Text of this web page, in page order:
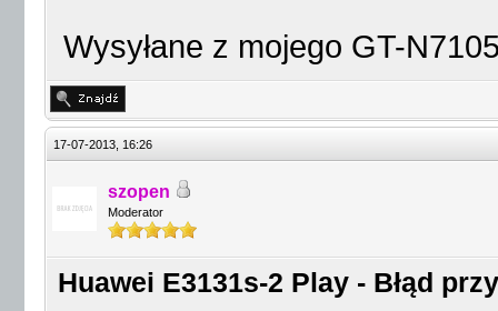
Wysyłane z mojego GT-
17-07-2013, 16:26
szopen
Moderator
Huawei E3131s-2 Play - Błąd